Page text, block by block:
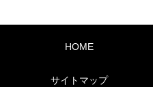
HOME
サイトマップ